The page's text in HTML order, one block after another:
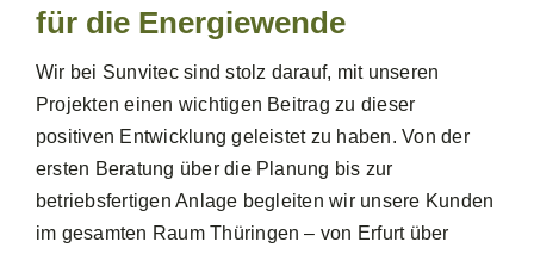
für die Energiewende
Wir bei Sunvitec sind stolz darauf, mit unseren
Projekten einen wichtigen Beitrag zu dieser
positiven Entwicklung geleistet zu haben. Von der
ersten Beratung über die Planung bis zur
betriebsfertigen Anlage begleiten wir unsere Kunden
im gesamten Raum Thüringen – von Erfurt über